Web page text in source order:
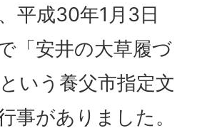
平成30年1月3日
「安井の大草履づ
いう養父市指定文
事がありました。